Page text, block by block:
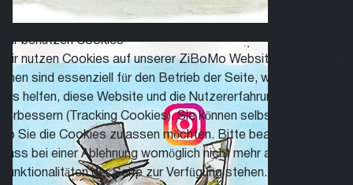
Wir benutzen Cookies
Wir nutzen Cookies auf unserer ZiBoMo Website. Einige von
ihnen sind essenziell für den Betrieb der Seite, während andere
uns helfen, diese Website und die Nutzererfahrung zu
verbessern (Tracking Cookies). Sie können selbst entscheiden,
ob Sie die Cookies zulassen möchten. Bitte beachten Sie,
dass bei einer Ablehnung womöglich nicht mehr alle
Funktionalitäten der Seite zur Verfügung stehen.